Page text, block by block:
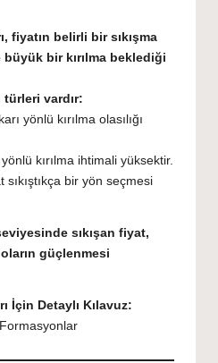
fiyatın belirli bir sıkışma
bir kırılma beklediği
türleri vardır:
yönlü kırılma olasılığı
yönlü kırılma ihtimali yüksektir.
sıkıştıkça bir yön seçmesi
sıkışan fiyat,
güçlenmesi
İçin Detaylı Kılavuz: